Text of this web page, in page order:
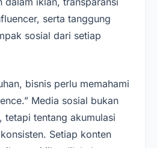
serta tanggung
sosial dari setiap
bisnis perlu memahami
Media sosial bukan
tetapi tentang akumulasi
Setiap konten